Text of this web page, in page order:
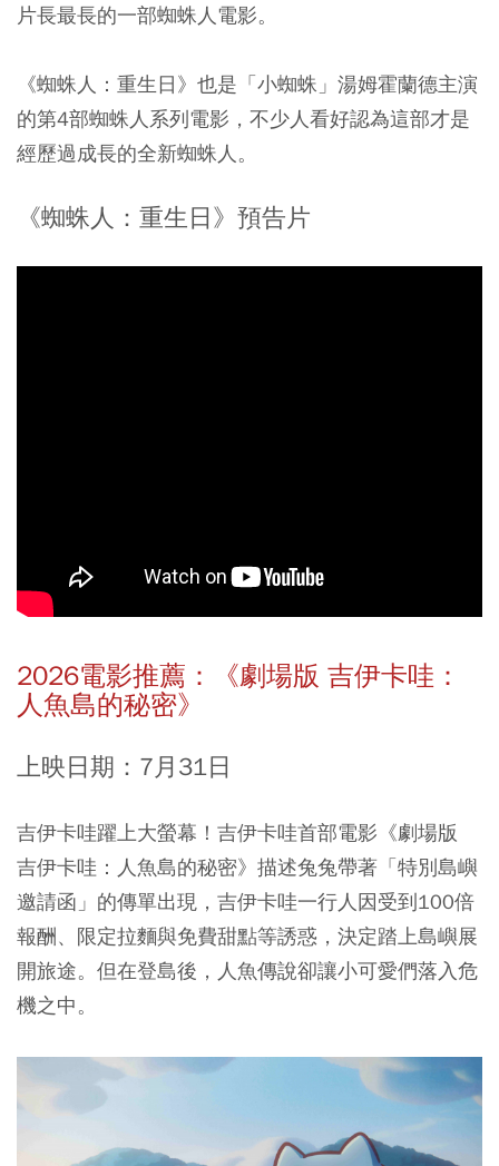
片長最長的一部蜘蛛人電影。
《蜘蛛人：重生日》也是「小蜘蛛」湯姆霍蘭德主演
的第4部蜘蛛人系列電影，不少人看好認為這部才是
經歷過成長的全新蜘蛛人。
《蜘蛛人：重生日》預告片
2026電影推薦：《劇場版 吉伊卡哇：
人魚島的秘密》
上映日期：7月31日
吉伊卡哇躍上大螢幕！吉伊卡哇首部電影《劇場版
吉伊卡哇：人魚島的秘密》描述兔兔帶著「特別島嶼
邀請函」的傳單出現，吉伊卡哇一行人因受到100倍
報酬、限定拉麵與免費甜點等誘惑，決定踏上島嶼展
開旅途。但在登島後，人魚傳說卻讓小可愛們落入危
機之中。